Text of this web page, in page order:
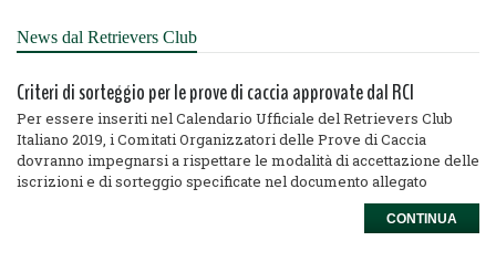
News dal Retrievers Club
Criteri di sorteggio per le prove di caccia approvate dal RCI
Per essere inseriti nel Calendario Ufficiale del Retrievers Club
Italiano 2019, i Comitati Organizzatori delle Prove di Caccia
dovranno impegnarsi a rispettare le modalità di accettazione delle
iscrizioni e di sorteggio specificate nel documento allegato
CONTINUA